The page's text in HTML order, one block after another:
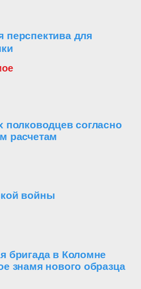
для
полководцев согласно
расчетам
войны
бригада в Коломне
знамя нового образца